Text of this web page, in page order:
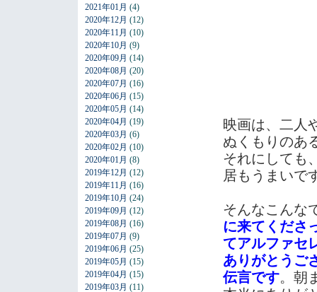
2021年01月 (4)
2020年12月 (12)
2020年11月 (10)
2020年10月 (9)
2020年09月 (14)
2020年08月 (20)
2020年07月 (16)
2020年06月 (15)
2020年05月 (14)
2020年04月 (19)
2020年03月 (6)
2020年02月 (10)
2020年01月 (8)
2019年12月 (12)
2019年11月 (16)
2019年10月 (24)
2019年09月 (12)
2019年08月 (16)
2019年07月 (9)
2019年06月 (25)
2019年05月 (15)
2019年04月 (15)
2019年03月 (11)
映画は、二人
ぬくもりのあ
それにしても
居もうまいで
そんなこんな
に来てくださ
てアルファセ
ありがとうご
伝言です。朝